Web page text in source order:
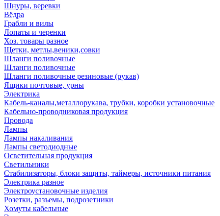
Шнуры, веревки
Вёдра
Грабли и вилы
Лопаты и черенки
Хоз. товары разное
Щетки, метлы,веники,совки
Шланги поливочные
Шланги поливочные
Шланги поливочные резиновые (рукав)
Ящики почтовые, урны
Электрика
Кабель-каналы,металлорукава, трубки, коробки установочные
Кабельно-проводниковая продукция
Провода
Лампы
Лампы накаливания
Лампы светодиодные
Осветительная продукция
Светильники
Стабилизаторы, блоки защиты, таймеры, источники питания
Электрика разное
Электроустановочные изделия
Розетки, разъемы, подрозетники
Хомуты кабельные